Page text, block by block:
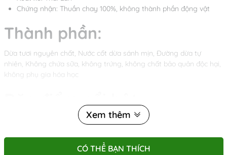
Chứng nhận: Thuần chay 100%, không thành phần động vật
Thành phần:
Dừa tươi nguyên chất, Nước cốt dừa sánh mịn, Đường dừa tự
nhiên, Không chứa sữa, không trứng, không chất bảo quản độc hại,
không phụ gia hóa học
Đặc điểm nổi bật:
Thuần chay 100% – Không sữa, không trứng, phù hợp cho người
Đậm vị dừa tự nhiên – Hương thơm thanh mát, béo nhẹ, không
Xem thêm
CÓ THỂ BẠN THÍCH